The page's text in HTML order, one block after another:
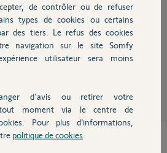
vous en avez une.
de contrôler ou de refuser
types de cookies ou certains
des tiers. Le refus des cookies
navigation sur le site Somfy
utilisateur sera moins
d'avis ou retirer votre
moment via le centre de
Pour plus d’informations,
politique de cookies